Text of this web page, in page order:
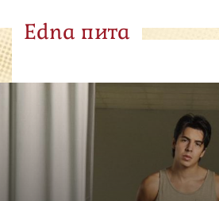
Edna пита